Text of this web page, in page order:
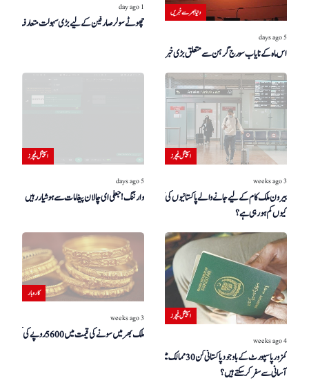
1 day ago
چھوٹے سولر صارفین کے لیے بڑی سہولت متعارف
دنیا بھر سے خبریں
5 days ago
اس ماہ کے نایاب سورج گرہن سے متعلق بڑی خبر!
اسپیشل فیچرز
5 days ago
وارننگ! جعلی ای چالان پیغامات سے ہوشیار رہیں
اسپیشل فیچرز
3 weeks ago
بیرون ملک کام کے لیے جانے والے پاکستانیوں کی تعداد
کیوں کم ہو رہی ہے؟
کاروبار
3 weeks ago
ملک بھر میں سونے کی قیمت میں 5600 روپے کی کمی
اسپیشل فیچرز
4 weeks ago
کمزور پاسپورٹ کے باوجود پاکستانی کن 30 ممالک میں
آسانی سے سفر کر سکتے ہیں؟